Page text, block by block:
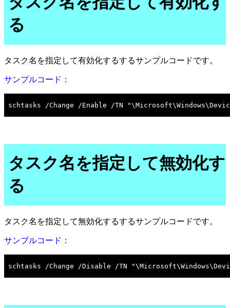
る
タスク名を指定して有効化するするサンプルコードです。
サンプルコード：
タスク名を指定して無効化す
る
タスク名を指定して無効化するするサンプルコードです。
サンプルコード：